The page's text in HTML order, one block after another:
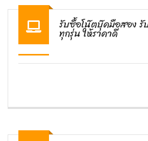
รับซื้อโน๊ตบุ๊คมือสอง รั
ทุกรุ่น ให้ราคาดี